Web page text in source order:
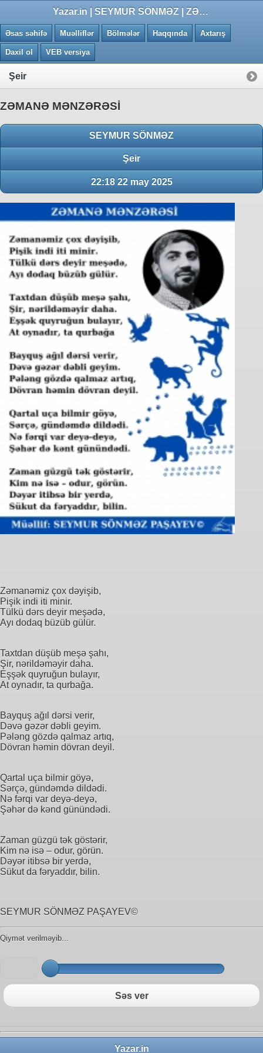
Yazar.in | SEYMUR SÖNMƏZ | ZƏMANƏ MƏNZƏRƏSİ
Əsas səhifə Muəlliflər Bölmələr Haqqında Axtarış
Daxil ol VEB versiya
Şeir
ZƏMANƏ MƏNZƏRƏSİ
SEYMUR SÖNMƏZ
Şeir
22:18 22 may 2025
Zəmanəmiz çox dəyişib,
Pişik indi iti minir.
Tülkü dərs deyir meşədə,
Ayı dodaq büzüb gülür.
Taxtdan düşüb meşə şahı,
Şir, nərildəməyir daha.
Eşşək quyruğun bulayır,
At oynadır, ta qurbağa.
Bayquş ağıl dərsi verir,
Dəvə gəzər dəbli geyim.
Pələng gözdə qalmaz artıq,
Dövran həmin dövran deyil.
Qartal uça bilmir göyə,
Sərçə, gündəmdə dildədi.
Nə fərqi var deyə-deyə,
Şəhər də kənd günündədi.
Zaman güzgü tək göstərir,
Kim nə isə – odur, görün.
Dəyər itibsə bir yerdə,
Sükut da fəryaddır, bilin.
SEYMUR SÖNMƏZ PAŞAYEV©
Qiymət verilməyib...
Səs ver
Yazar.in